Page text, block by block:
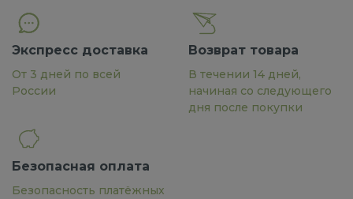
Экспресс доставка
От 3 дней по всей
России
Возврат товара
В течении 14 дней,
начиная со следующего
дня после покупки
Безопасная оплата
Безопасность платёжных